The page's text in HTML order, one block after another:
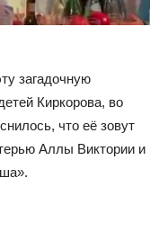
загадочную
Киркорова, во
что её зовут
Аллы Виктории и